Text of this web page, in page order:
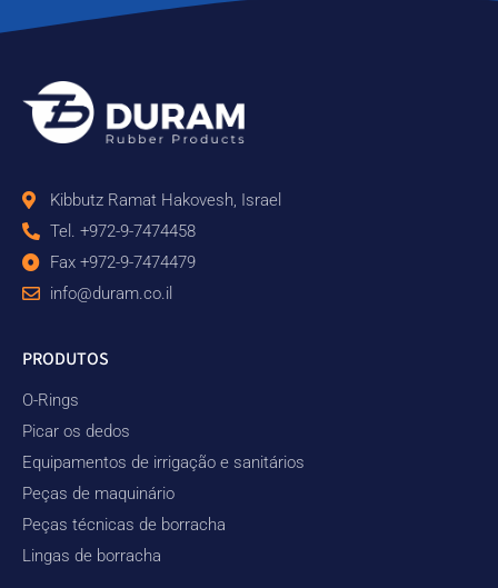
Kibbutz Ramat Hakovesh, Israel
Tel. +972-9-7474458
Fax +972-9-7474479
info@duram.co.il
PRODUTOS
O-Rings
Picar os dedos
Equipamentos de irrigação e sanitários
Peças de maquinário
Peças técnicas de borracha
Lingas de borracha